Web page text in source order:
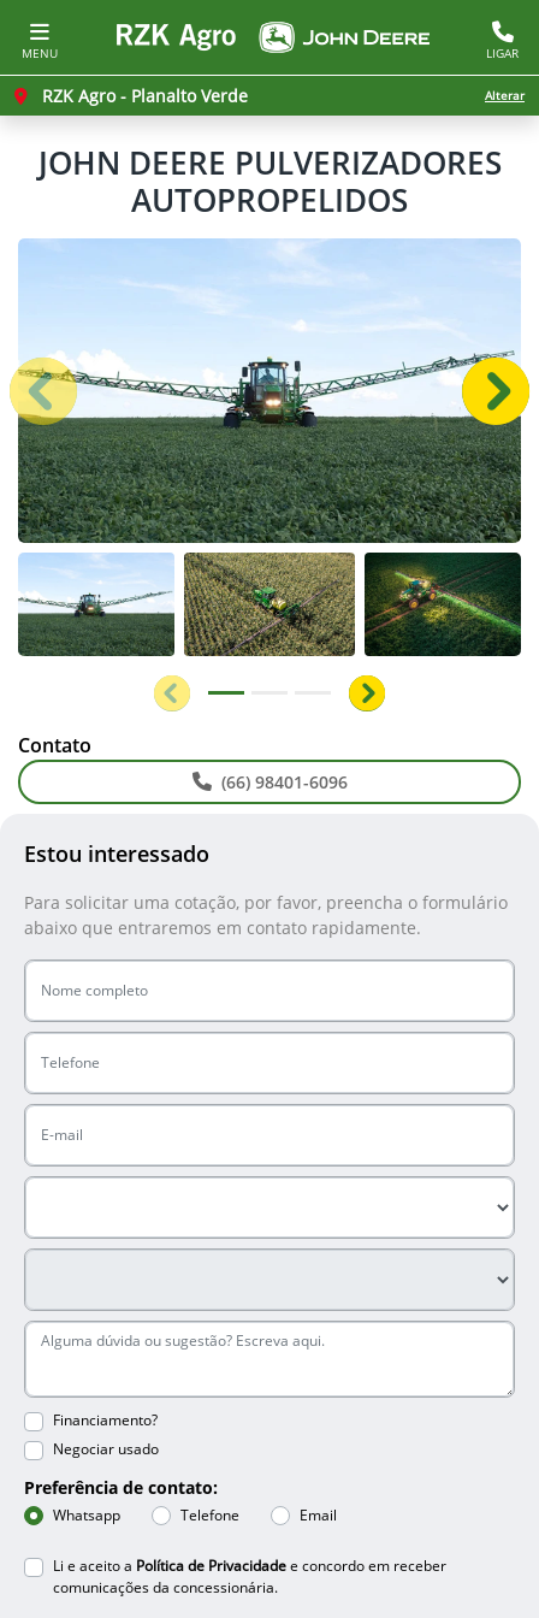
MENU LIGAR
RZK Agro - Planalto Verde Alterar
JOHN DEERE PULVERIZADORES
AUTOPROPELIDOS
Estou interessado
Para solicitar uma cotação, por favor, preencha o formulário
abaixo que entraremos em contato rapidamente.
Financiamento?
Negociar usado
Preferência de contato:
Whatsapp Telefone Email
Li e aceito a Política de Privacidadee concordo em receber
comunicações da concessionária.
Anterior
Anterior
Próximo
Contato
(66) 98401-6096